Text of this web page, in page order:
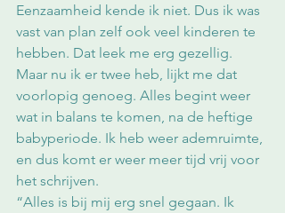
Eenzaamheid kende ik niet. Dus ik was
vast van plan zelf ook veel kinderen te
hebben. Dat leek me erg gezellig.
Maar nu ik er twee heb, lijkt me dat
voorlopig genoeg. Alles begint weer
wat in balans te komen, na de heftige
babyperiode. Ik heb weer ademruimte,
en dus komt er weer meer tijd vrij voor
het schrijven.
“Alles is bij mij erg snel gegaan. Ik